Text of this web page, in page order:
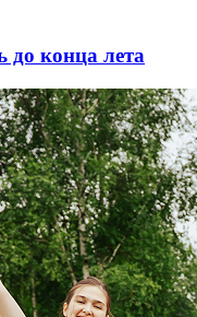
до конца лета